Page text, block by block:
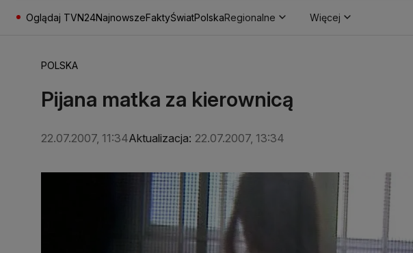
Oglądaj TVN24NajnowszeFaktyŚwiatPolskaRegionalne Więcej
POLSKA
Pijana matka za kierownicą
22.07.2007, 11:34Aktualizacja: 22.07.2007, 13:34